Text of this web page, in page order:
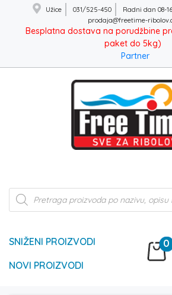
Užice 031/525-450
Radni dan 08-
prodaja@freetime-
Besplatna dostava na porudžbine
paket do 5kg)
Partner
Products
search
SNIŽENI PROIZVODI
NOVI PROIZVODI
0